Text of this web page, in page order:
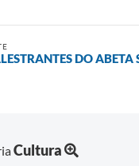
DO
Cultura